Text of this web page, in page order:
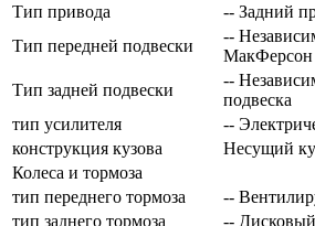
Тип привода
-- Задний
Тип передней подвески
--
МакФерсон
Тип задней подвески
--
подвеска
тип усилителя
--
конструкция кузова
Несущий
Колеса и тормоза
тип переднего тормоза
--
тип заднего тормоза
-- Дисковый